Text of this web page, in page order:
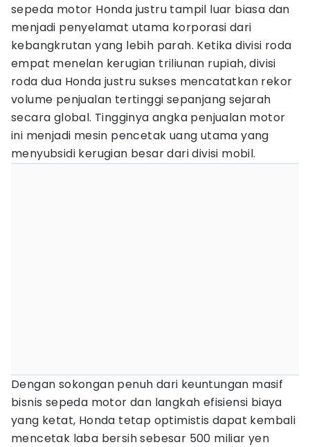
sepeda motor Honda justru tampil luar biasa dan
menjadi penyelamat utama korporasi dari
kebangkrutan yang lebih parah. Ketika divisi roda
empat menelan kerugian triliunan rupiah, divisi
roda dua Honda justru sukses mencatatkan rekor
volume penjualan tertinggi sepanjang sejarah
secara global. Tingginya angka penjualan motor
ini menjadi mesin pencetak uang utama yang
menyubsidi kerugian besar dari divisi mobil.
Dengan sokongan penuh dari keuntungan masif
bisnis sepeda motor dan langkah efisiensi biaya
yang ketat, Honda tetap optimistis dapat kembali
mencetak laba bersih sebesar 500 miliar yen